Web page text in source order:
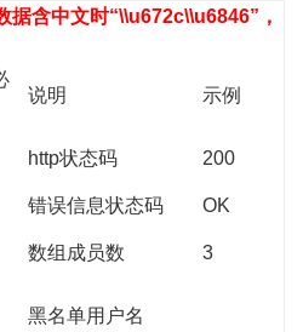
据含中文时“\\u672c\\u6846”，
说明 示例
http状态码 200
错误信息状态码 OK
数组成员数 3
黑名单用户名